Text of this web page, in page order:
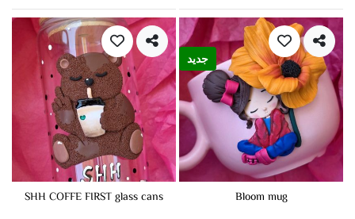
جديد
Bloom mug
SHH COFFE FIRST glass cans